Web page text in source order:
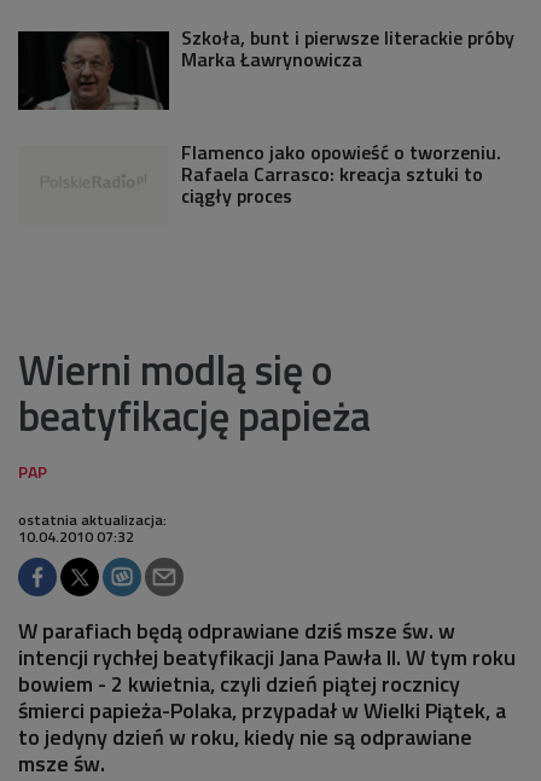
Szkoła, bunt i pierwsze literackie próby
Marka Ławrynowicza
Flamenco jako opowieść o tworzeniu.
Rafaela Carrasco: kreacja sztuki to
ciągły proces
Wierni modlą się o
beatyfikację papieża
ostatnia aktualizacja:
10.04.2010 07:32
W parafiach będą odprawiane dziś msze św. w
intencji rychłej beatyfikacji Jana Pawła II. W tym roku
bowiem - 2 kwietnia, czyli dzień piątej rocznicy
śmierci papieża-Polaka, przypadał w Wielki Piątek, a
to jedyny dzień w roku, kiedy nie są odprawiane
msze św.